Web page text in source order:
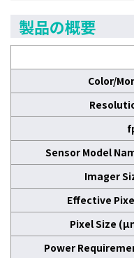
製品の概要
Color/
Sensor Model
Imager
Effective
Pixel Size
Power